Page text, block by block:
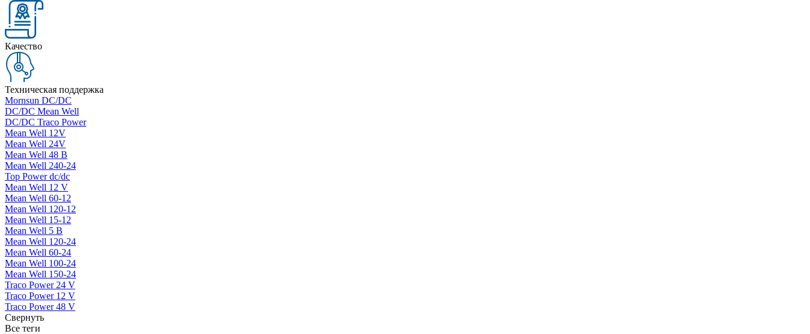
Качество
Техническая поддержка
Mornsun DC/DC
DC/DC Mean Well
DC/DC Traco Power
Mean Well 12V
Mean Well 24V
Mean Well 48 В
Mean Well 240-24
Top Power dc/dc
Mean Well 12 V
Mean Well 60-12
Mean Well 120-12
Mean Well 15-12
Mean Well 5 В
Mean Well 120-24
Mean Well 60-24
Mean Well 100-24
Mean Well 150-24
Traco Power 24 V
Traco Power 12 V
Traco Power 48 V
Свернуть
Все теги